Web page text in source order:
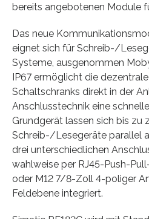
bereits angebotenen Module
Das neue
eignet sich für Schreib-/
Systeme, ausgenommen
IP67 ermöglicht die
Schaltschranks direkt in der
Anschlusstechnik eine
Grundgerät lassen sich bis zu
Schreib-/Lesegeräte parallel
drei unterschiedlichen
wahlweise per RJ45-Push-
oder M12 7/8-Zoll 4-poliger
Feldebene integriert.